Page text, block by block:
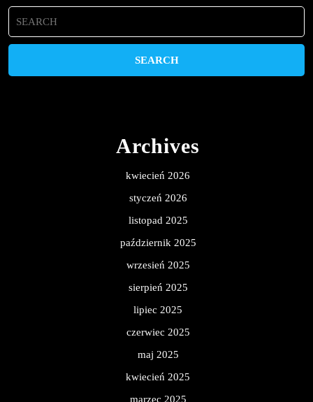
Search
for:
Archives
kwiecień 2026
styczeń 2026
listopad 2025
październik 2025
wrzesień 2025
sierpień 2025
lipiec 2025
czerwiec 2025
maj 2025
kwiecień 2025
marzec 2025